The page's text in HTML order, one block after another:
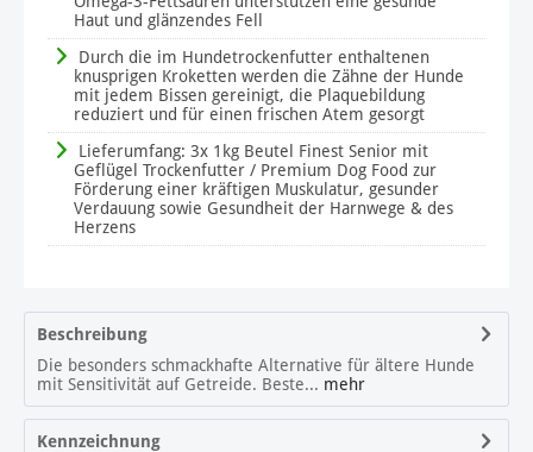
Haut und glänzendes Fell
Durch die im Hundetrockenfutter enthaltenen
knusprigen Kroketten werden die Zähne der Hunde
mit jedem Bissen gereinigt, die Plaquebildung
reduziert und für einen frischen Atem gesorgt
Lieferumfang: 3x 1kg Beutel Finest Senior mit
Geflügel Trockenfutter / Premium Dog Food zur
Förderung einer kräftigen Muskulatur, gesunder
Verdauung sowie Gesundheit der Harnwege & des
Herzens
Beschreibung
Die besonders schmackhafte Alternative für ältere Hunde
mit Sensitivität auf Getreide. Beste... mehr
Kennzeichnung